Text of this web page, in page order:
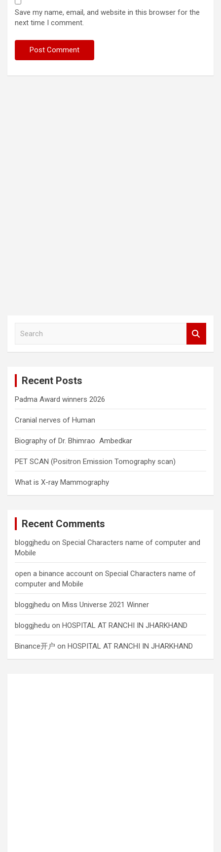
Save my name, email, and website in this browser for the
next time I comment.
Recent Posts
Padma Award winners 2026
Cranial nerves of Human
Biography of Dr. Bhimrao Ambedkar
PET SCAN (Positron Emission Tomography scan)
What is X-ray Mammography
Recent Comments
bloggjhedu on Special Characters name of computer and
Mobile
open a binance account on Special Characters name of
computer and Mobile
bloggjhedu on Miss Universe 2021 Winner
bloggjhedu on HOSPITAL AT RANCHI IN JHARKHAND
Binance开户 on HOSPITAL AT RANCHI IN JHARKHAND